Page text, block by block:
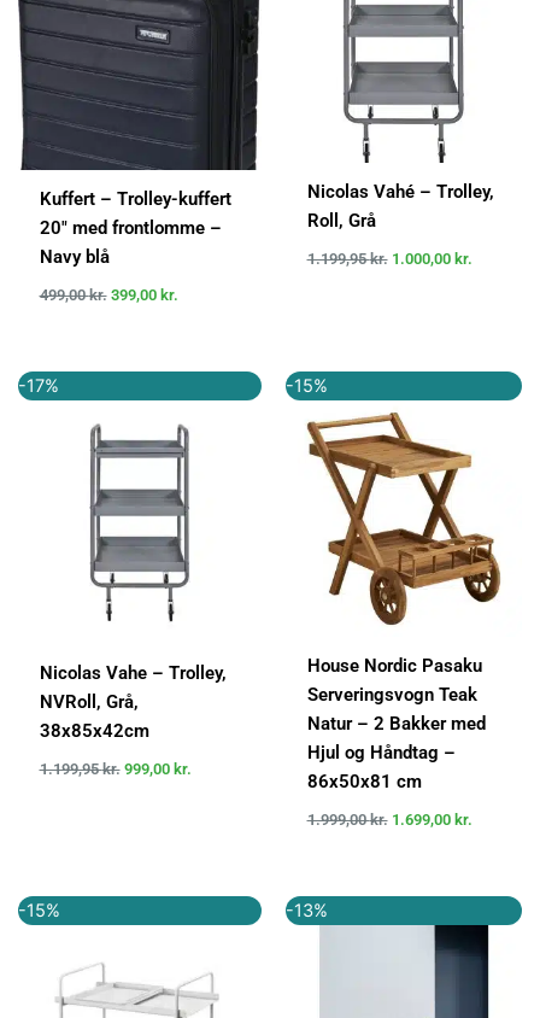
Kuffert – Trolley-kuffert
20″ med frontlomme –
Navy blå
499,00kr. 399,00 kr.
Nicolas Vahé – Trolley,
Roll, Grå
1.199,95kr. 1.000,00 kr.
-17%
Nicolas Vahe – Trolley,
NVRoll, Grå,
38x85x42cm
1.199,95kr.
oprindelige
var:
1.199,95 kr..
999,00 kr.
aktuelle
-15%
House Nordic Pasaku
Serveringsvogn Teak
Natur – 2 Bakker med
Hjul og Håndtag –
86x50x81 cm
1.999,00kr.
oprindelige
pris
var:
1.999,00 kr..
1.699,00 kr.
aktuelle
1.699,00
-15%
oprindelige
2.499,00 kr..
aktuelle
-13%
oprindeligeaktuelle
pris